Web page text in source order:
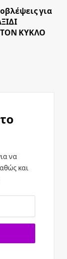
για
ΤΟΝ ΚΥΚΛΟ
να
και